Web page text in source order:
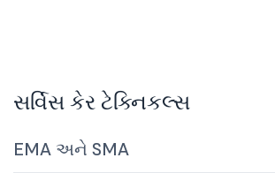
સર્વિસ કેર ટેક્નિકલ્સ
EMA અને SMA